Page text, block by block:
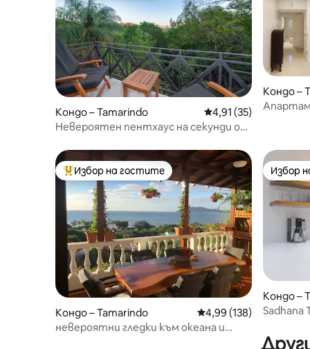
Кондо – Tamarindo Средна оценка: 4,91
4,91 (35)
Невероятен пентхаус на секунди от
Кондо –
Най-популярен избор на гостите
Избор на гостите
Кондо – Tamarindo Средна оценка: 4,99
4,99 (138)
невероятни гледки към океана и
Избор
Избор
Кондо –
Sadhana